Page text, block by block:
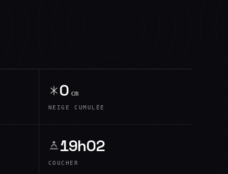
0 cm
NEIGE CUMULÉE
19h02
COUCHER